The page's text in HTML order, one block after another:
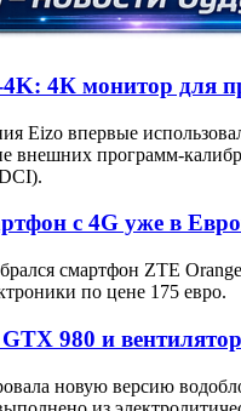
4К монитор для
Eizo впервые
внешних программ-
с 4G уже в
смартфон ZTE
по цене 175 евро.
980 и
новую версию